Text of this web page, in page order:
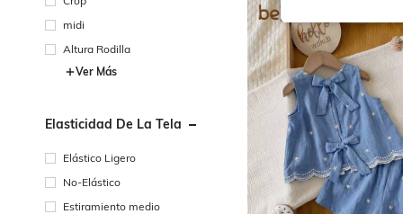
midi
Altura Rodilla
Ver Más
Elasticidad De La Tela
Elástico Ligero
No-Elástico
Estiramiento medio